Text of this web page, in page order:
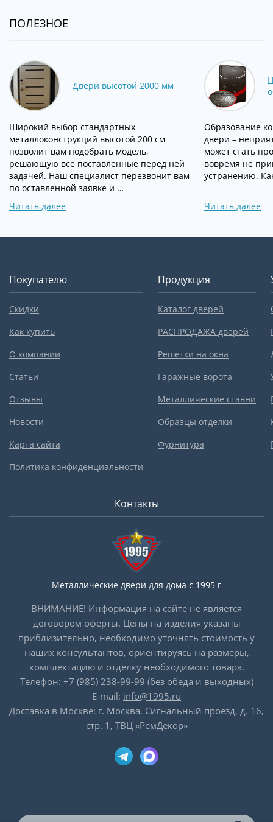
ПОЛЕЗНОЕ
Двери высотой 2000 мм
Широкий выбор стандартных
металлоконструкций высотой 200 см
позволит вам подобрать модель,
решающую все поставленные перед ней
задачей. Наш специалист перезвонит вам
по оставленной заявке и …
Читать далее
Образование
двери –
может стать
вовремя не
устранению.
Читать далее
Покупателю
Скидки
Как купить
О компании
Статьи
Отзывы
Новости
Карта сайта
Политика конфиденциальности
Продукция
Каталог дверей
РАСПРОДАЖА дверей
Решетки на окна
Гаражные ворота
Металлические ставни
Образцы отделки
Фурнитура
Контакты
Металлические двери для дома с 1995 г
ВНИМАНИЕ! Информация на сайте не является
договором оферты. Цены на изделия указаны
приблизительно, необходимо уточнять стоимость у
наших консультантов, ориентируясь на размеры,
комплектацию и отделку необходимого товара.
Телефон: +7 (985) 238-99-99 (без обеда и выходных)
E-mail: info@1995.ru
Доставка в Москве: г. Москва, Сигнальный проезд, д. 16,
стр. 1, ТВЦ «РемДекор»